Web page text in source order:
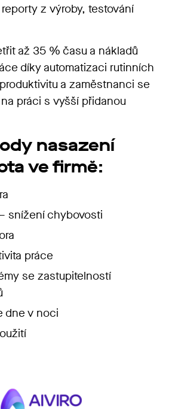
z výroby, testování
až 35 % času a nákladů
díky automatizaci rutinních
a zaměstnanci se
práci s vyšší přidanou
nasazení
ve firmě:
snížení chybovosti
práce
se zastupitelností
dne v noci